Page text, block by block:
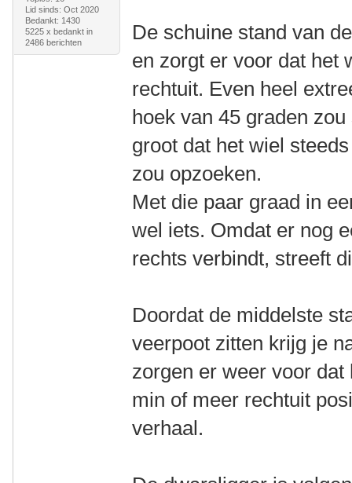
Lid sinds: Oct 2020
Bedankt: 1430
5225 x bedankt in
2486 berichten
De schuine stand van
en zorgt er voor dat het
rechtuit. Even heel
hoek van 45 graden
groot dat het wiel
zou opzoeken.
Met die paar graad in
wel iets. Omdat er nog
rechts verbindt, streeft
Doordat de middelste
veerpoot zitten krijg je
zorgen er weer voor
min of meer rechtuit
verhaal.